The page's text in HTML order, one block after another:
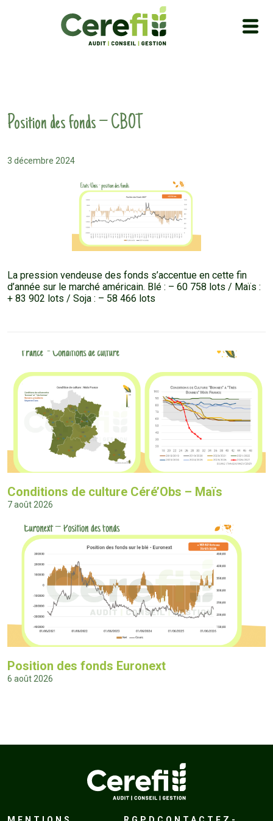
Position des fonds – CBOT
3 décembre 2024
La pression vendeuse des fonds s’accentue en cette fin
d’année sur le marché américain. Blé : – 60 758 lots / Maïs :
+ 83 902 lots / Soja : – 58 466 lots
Conditions de culture Céré’Obs – Maïs
7 août 2026
Position des fonds Euronext
6 août 2026